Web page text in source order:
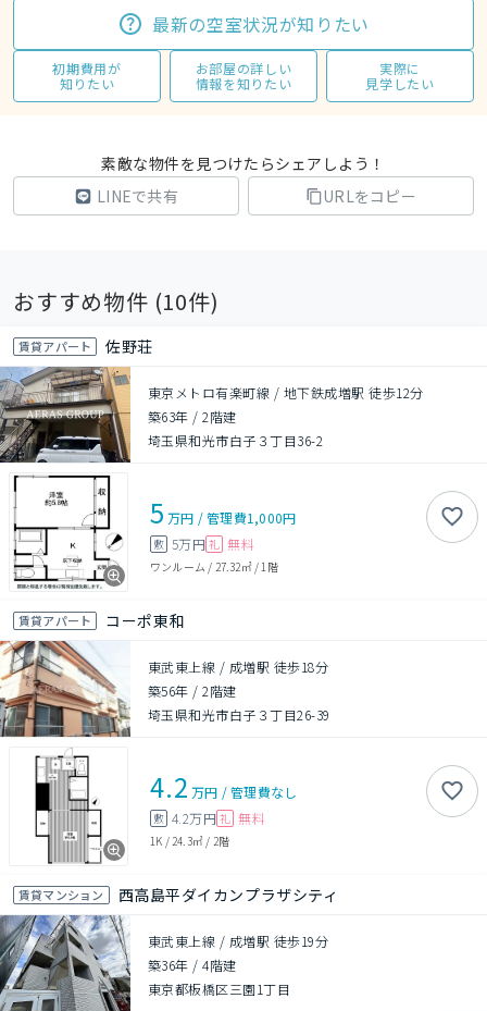
最新の空室状況が知りたい
初期費用が
知りたい
お部屋の詳しい
情報を知りたい
実際に
見学したい
素敵な物件を見つけたらシェアしよう！
LINEで共有
URLをコピー
おすすめ物件 (10件)
賃貸アパート 佐野荘
東京メトロ有楽町線 / 地下鉄成増駅 徒歩12分
築63年 /2階建
埼玉県和光市白子３丁目36-2
5 万円 /管理費1,000円
敷 5万円 礼 無料
ワンルーム / 27.32㎡/ 1階
賃貸アパート コーポ東和
東武東上線 / 成増駅 徒歩18分
築56年 /2階建
埼玉県和光市白子３丁目26-39
4.2 万円 /管理費なし
敷 4.2万円 礼 無料
1K / 24.3㎡ / 2階
賃貸マンション 西高島平ダイカンプラザシティ
東武東上線 / 成増駅 徒歩19分
築36年 /4階建
東京都板橋区三園1丁目